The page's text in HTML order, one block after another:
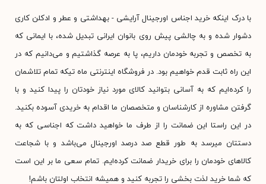
با درک اینکه خرید اجناس اورجینال آرایشی - بهداشتی و عطر و ادکلن کاری
دشوار شده و به چالشی پیش روی بانوان ایرانی تبدیل شده، با ایمانی که
به تخصص و تجربه خودمان داریم، پا به عرصه گذاشتیم و می‌دانیم که در
این راه ثابت قدم خواهیم بود. در فروشگاه اینترنتی ماه تیکه تمام تلاشمان
را کرده‌ایم که به آسانی بتوانید کالای مورد نیاز خودتان را پیدا کنید و با
گرفتن مشاوره از کارشناسان و متخصصان ما اقدام به خریدی آسوده بکنید.
در این راستا این ضمانت را از طرف ما خواهید داشت که اجناسی که به
دستتان میرسد به طور قطع صد درصد اورجینال می‌باشد و با شجاعت
کالاهای خودمان را برای خریدار ضمانت کرده‌ایم. تمام سعی ما بر این است
که شما خرید لذت بخشی را تجربه کنید و همیشه انتخاب اولتان باشم!